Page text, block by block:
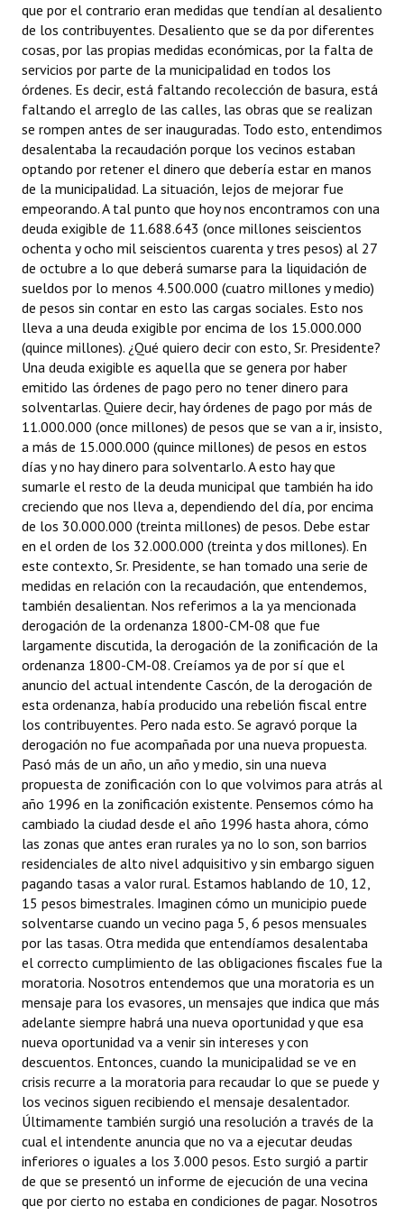
que por el contrario eran medidas que tendían al desaliento
de los contribuyentes. Desaliento que se da por diferentes
cosas, por las propias medidas económicas, por la falta de
servicios por parte de la municipalidad en todos los
órdenes. Es decir, está faltando recolección de basura, está
faltando el arreglo de las calles, las obras que se realizan
se rompen antes de ser inauguradas. Todo esto, entendimos
desalentaba la recaudación porque los vecinos estaban
optando por retener el dinero que debería estar en manos
de la municipalidad. La situación, lejos de mejorar fue
empeorando. A tal punto que hoy nos encontramos con una
deuda exigible de 11.688.643 (once millones seiscientos
ochenta y ocho mil seiscientos cuarenta y tres pesos) al 27
de octubre a lo que deberá sumarse para la liquidación de
sueldos por lo menos 4.500.000 (cuatro millones y medio)
de pesos sin contar en esto las cargas sociales. Esto nos
lleva a una deuda exigible por encima de los 15.000.000
(quince millones). ¿Qué quiero decir con esto, Sr. Presidente?
Una deuda exigible es aquella que se genera por haber
emitido las órdenes de pago pero no tener dinero para
solventarlas. Quiere decir, hay órdenes de pago por más de
11.000.000 (once millones) de pesos que se van a ir, insisto,
a más de 15.000.000 (quince millones) de pesos en estos
días y no hay dinero para solventarlo. A esto hay que
sumarle el resto de la deuda municipal que también ha ido
creciendo que nos lleva a, dependiendo del día, por encima
de los 30.000.000 (treinta millones) de pesos. Debe estar
en el orden de los 32.000.000 (treinta y dos millones). En
este contexto, Sr. Presidente, se han tomado una serie de
medidas en relación con la recaudación, que entendemos,
también desalientan. Nos referimos a la ya mencionada
derogación de la ordenanza 1800-CM-08 que fue
largamente discutida, la derogación de la zonificación de la
ordenanza 1800-CM-08. Creíamos ya de por sí que el
anuncio del actual intendente Cascón, de la derogación de
esta ordenanza, había producido una rebelión fiscal entre
los contribuyentes. Pero nada esto. Se agravó porque la
derogación no fue acompañada por una nueva propuesta.
Pasó más de un año, un año y medio, sin una nueva
propuesta de zonificación con lo que volvimos para atrás al
año 1996 en la zonificación existente. Pensemos cómo ha
cambiado la ciudad desde el año 1996 hasta ahora, cómo
las zonas que antes eran rurales ya no lo son, son barrios
residenciales de alto nivel adquisitivo y sin embargo siguen
pagando tasas a valor rural. Estamos hablando de 10, 12,
15 pesos bimestrales. Imaginen cómo un municipio puede
solventarse cuando un vecino paga 5, 6 pesos mensuales
por las tasas. Otra medida que entendíamos desalentaba
el correcto cumplimiento de las obligaciones fiscales fue la
moratoria. Nosotros entendemos que una moratoria es un
mensaje para los evasores, un mensajes que indica que más
adelante siempre habrá una nueva oportunidad y que esa
nueva oportunidad va a venir sin intereses y con
descuentos. Entonces, cuando la municipalidad se ve en
crisis recurre a la moratoria para recaudar lo que se puede y
los vecinos siguen recibiendo el mensaje desalentador.
Últimamente también surgió una resolución a través de la
cual el intendente anuncia que no va a ejecutar deudas
inferiores o iguales a los 3.000 pesos. Esto surgió a partir
de que se presentó un informe de ejecución de una vecina
que por cierto no estaba en condiciones de pagar. Nosotros